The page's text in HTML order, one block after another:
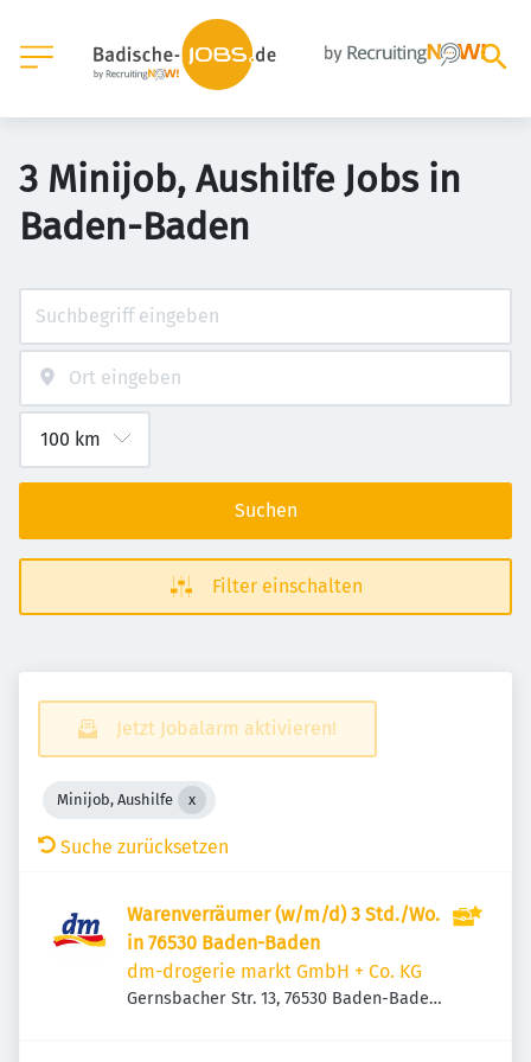
3 Minijob, Aushilfe Jobs in
Baden-Baden
Suchen
Filter einschalten
Jetzt Jobalarm aktivieren!
Minijob, Aushilfe
Suche zurücksetzen
Warenverräumer (w/m/d) 3 Std./Wo.
in 76530 Baden-Baden
dm-drogerie markt GmbH + Co. KG
Gernsbacher Str. 13, 76530 Baden-Baden,